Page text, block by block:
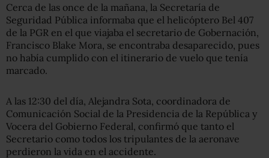
Cerca de las once de la mañana, la Secretaría de
Seguridad Pública informaba que el helicóptero Bel 407
de la PGR en el que viajaba el secretario de Gobernación,
Francisco Blake Mora, se encontraba desaparecido, pues
no había cumplido con el itinerario de vuelo que tenía
marcado.
A las 12:30 del día, Alejandra Sota, coordinadora de
Comunicación Social de la Presidencia de la República y
Vocera del Gobierno Federal, confirmó que tanto el
Secretario como todos los tripulantes de la aeronave
perdieron la vida en el accidente.